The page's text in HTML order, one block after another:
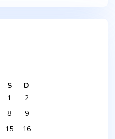
S
D
1
2
8
9
15
16